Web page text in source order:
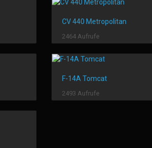
CV 440 Metropolitan
2464 Aufrufe
F-14A Tomcat
2493 Aufrufe